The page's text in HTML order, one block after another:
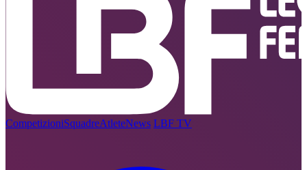
CompetizioniSquadreAtleteNews LBF TV